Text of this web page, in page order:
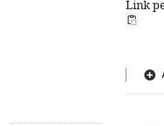
Link